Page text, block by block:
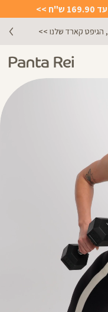
קארד שלנו >>